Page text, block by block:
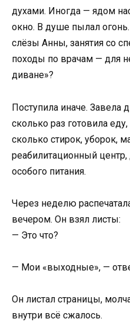
духами. Иногда — ядом
окно. В душе пылал
слёзы Анны, занятия со
походы по врачам — для
диване»?
Поступила иначе. Завела
сколько раз готовила
сколько стирок, уборок,
реабилитационный центр,
особого питания.
Через неделю
вечером. Он взял листы:
— Это что?
— Мои «выходные», —
Он листал страницы,
внутри всё сжалось.